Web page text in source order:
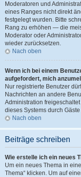
Moderatoren und
eines Ranges nicht direkt
festgelegt wurden. Bitte
Rang zu erhöhen — die
Moderator oder
wieder zurücksetzen.
Nach oben
Wenn ich bei einem
aufgefordert, mich
Nur registrierte Benutzer
Nachrichten an andere
Administration
dieses Systems durch
Nach oben
Beiträge schreiben
Wie erstelle ich ein neues
Um ein neues Thema in
Thema“ klicken. Um auf